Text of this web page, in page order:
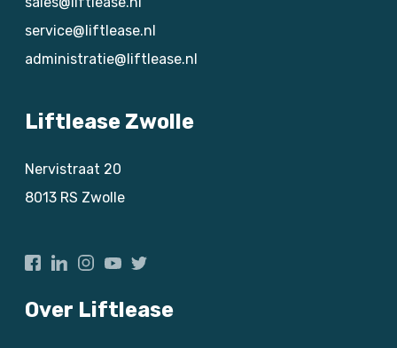
service@liftlease.nl
administratie@liftlease.nl
Liftlease Zwolle
Nervistraat 20
8013 RS Zwolle
Over Liftlease